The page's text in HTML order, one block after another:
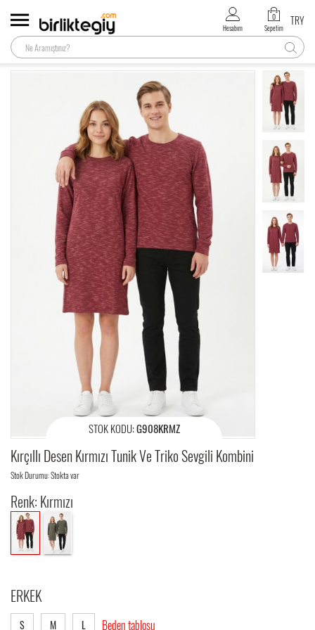
Hesabım
0
Sepetim
TRY
STOK KODU:G908KRMZ
Kırçıllı Desen Kırmızı Tunik Ve Triko Sevgili Kombini
Stok Durumu: Stokta var
Renk: Kırmızı
ERKEK
S M L Beden tablosu